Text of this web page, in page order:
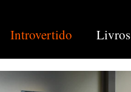
Introvertido Livros